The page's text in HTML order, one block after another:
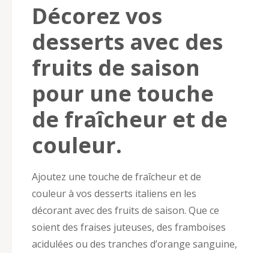
Décorez vos
desserts avec des
fruits de saison
pour une touche
de fraîcheur et de
couleur.
Ajoutez une touche de fraîcheur et de
couleur à vos desserts italiens en les
décorant avec des fruits de saison. Que ce
soient des fraises juteuses, des framboises
acidulées ou des tranches d’orange sanguine,